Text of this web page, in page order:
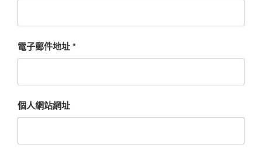
電子郵件地址*
個人網站網址